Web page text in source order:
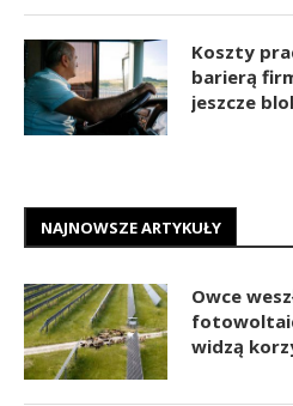
Koszty
barierą
jeszcze
NAJNOWSZE ARTYKUŁY
Owce
widzą